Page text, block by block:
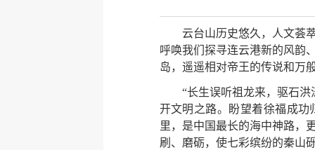
云台山历史悠久，人文荟
呼唤我们探寻连云港新的风韵
岛，遥遥相对帝王的传说和万
“长生误听祖龙来，驱石
开文明之路。盼望着徐福成
里，是中国最长的海中神路，
刷、磨砺，使七彩缤纷的秦山